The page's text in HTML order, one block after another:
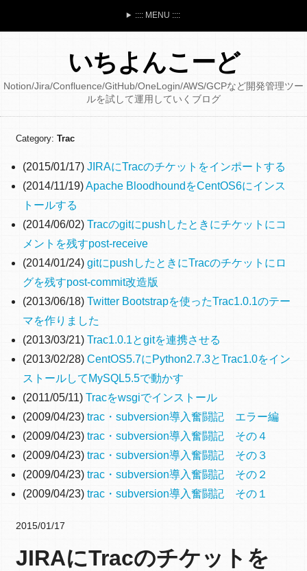
:::: MENU ::::
いちよんこーど
Notion/Jira/Confluence/GitHub/OneLogin/AWS/GCPなど開発管理ツー
ルを試して運用していくブログ
Category: Trac
(2015/01/17) JIRAにTracのチケットをインポートする
(2014/11/19)Apache BloodhoundをCentOS6にインス
トールする
(2014/06/02) Tracのgitにpushしたときにチケットにコ
メントを残すpost-receive
(2014/01/24) gitにpushしたときにTracのチケットにロ
グを残すpost-commit改造版
(2013/06/18) Twitter Bootstrapを使ったTrac1.0.1のテー
マを作りました
(2013/03/21) Trac1.0.1とgitを連携させる
(2013/02/28) CentOS5.7にPython2.7.3とTrac1.0をイン
ストールしてMySQL5.5で動かす
(2011/05/11) Tracをwsgiでインストール
(2009/04/23) trac・subversion導入奮闘記 エラー編
(2009/04/23) trac・subversion導入奮闘記 その４
(2009/04/23) trac・subversion導入奮闘記 その３
(2009/04/23) trac・subversion導入奮闘記 その２
(2009/04/23) trac・subversion導入奮闘記 その１
2015/01/17
JIRAにTracのチケットを